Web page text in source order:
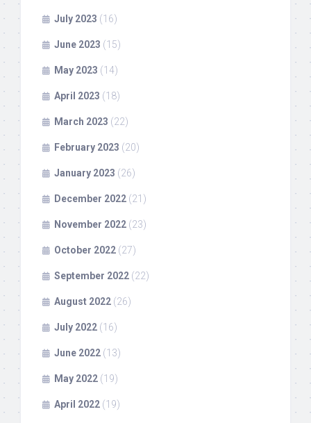
July 2023 (16)
June 2023 (15)
May 2023 (14)
April 2023 (18)
March 2023 (22)
February 2023 (20)
January 2023 (26)
December 2022 (21)
November 2022 (23)
October 2022 (27)
September 2022 (22)
August 2022 (26)
July 2022 (16)
June 2022 (13)
May 2022 (19)
April 2022 (19)